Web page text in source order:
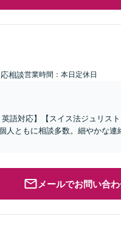
相談営業時間：本日定休日
語対応】【スイス法ジュリス
人ともに相談多数。細やかな連
メールでお問い合